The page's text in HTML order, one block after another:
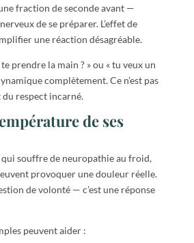
fraction de seconde avant —
de se préparer. L’effet de
une réaction désagréable.
prendre la main ? » ou « tu veux un
complètement. Ce n’est pas
du respect incarné.
de ses
souffre de neuropathie au froid,
provoquer une douleur réelle.
de volonté — c’est une réponse
peuvent aider :